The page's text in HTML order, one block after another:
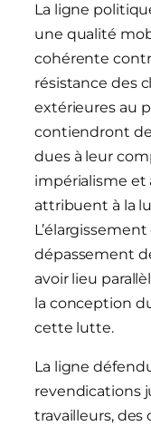
La ligne
une qualité
cohérente
résistance des
extérieures au
contiendront
dues à leur
impérialisme et
attribuent à la
dépassement
avoir lieu
la conception
cette lutte.
La ligne
revendications
travailleurs, des